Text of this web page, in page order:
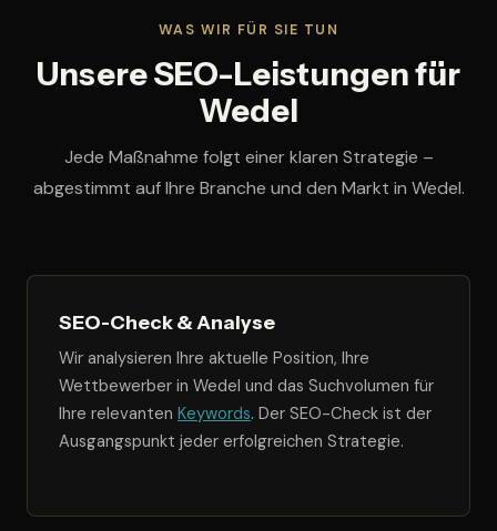
WAS WIR FÜR SIE TUN
Unsere SEO-Leistungen für
Wedel
Jede Maßnahme folgt einer klaren Strategie –
abgestimmt auf Ihre Branche und den Markt in Wedel.
SEO-Check & Analyse
Wir analysieren Ihre aktuelle Position, Ihre
Wettbewerber in Wedel und das Suchvolumen für
Ihre relevanten Keywords. Der SEO-Check ist der
Ausgangspunkt jeder erfolgreichen Strategie.